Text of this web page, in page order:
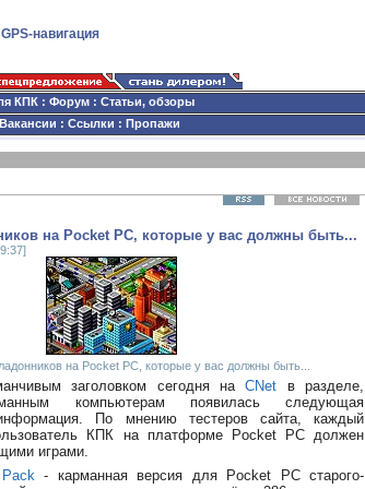
навигация
КПК : Форум : Статьи, обзоры
Вакансии : Ссылки : Пропажи
на Pocket PC, которые у вас должны быть...
на Pocket PC, которые у вас должны быть...
заголовком сегодня наCNet в разделе,
компьютерам появилась следующая
По мнению тестеров сайта, каждый
КПК на платформе Pocket PC должен
играми.
- карманная версия для Pocket PC старого-